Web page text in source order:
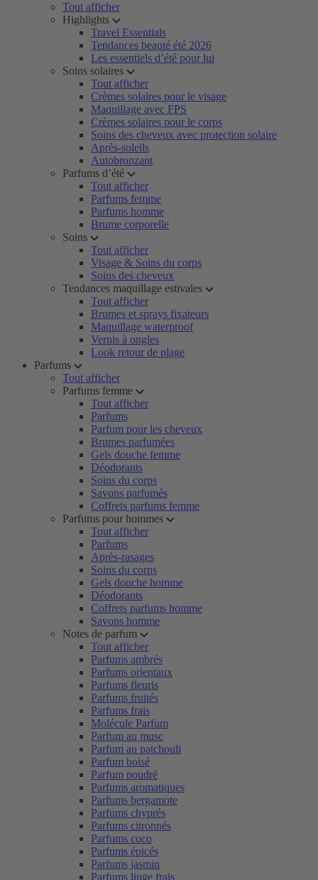
Tout afficher
Highlights
Travel Essentials
Tendances beauté été 2026
Les essentiels d’été pour lui
Soins solaires
Tout afficher
Crèmes solaires pour le visage
Maquillage avec FPS
Crèmes solaires pour le corps
Soins des cheveux avec protection solaire
Après-soleils
Autobronzant
Parfums d’été
Tout afficher
Parfums femme
Parfums homme
Brume corporelle
Soins
Tout afficher
Visage & Soins du corps
Soins des cheveux
Tendances maquillage estivales
Tout afficher
Brumes et sprays fixateurs
Maquillage waterproof
Vernis à ongles
Look retour de plage
Parfums
Tout afficher
Parfums femme
Tout afficher
Parfums
Parfum pour les cheveux
Brumes parfumées
Gels douche femme
Déodorants
Soins du corps
Savons parfumés
Coffrets parfums femme
Parfums pour hommes
Tout afficher
Parfums
Après-rasages
Soins du corps
Gels douche homme
Déodorants
Coffrets parfums homme
Savons homme
Notes de parfum
Tout afficher
Parfums ambrés
Parfums orientaux
Parfums fleuris
Parfums fruités
Parfums frais
Molécule Parfum
Parfum au musc
Parfum au patchouli
Parfum boisé
Parfum poudré
Parfums aromatiques
Parfums bergamote
Parfums chyprés
Parfums citronnés
Parfums coco
Parfums épicés
Parfums jasmin
Parfums linge frais